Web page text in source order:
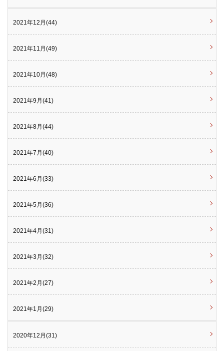
2021年12月(44)
2021年11月(49)
2021年10月(48)
2021年9月(41)
2021年8月(44)
2021年7月(40)
2021年6月(33)
2021年5月(36)
2021年4月(31)
2021年3月(32)
2021年2月(27)
2021年1月(29)
2020年12月(31)